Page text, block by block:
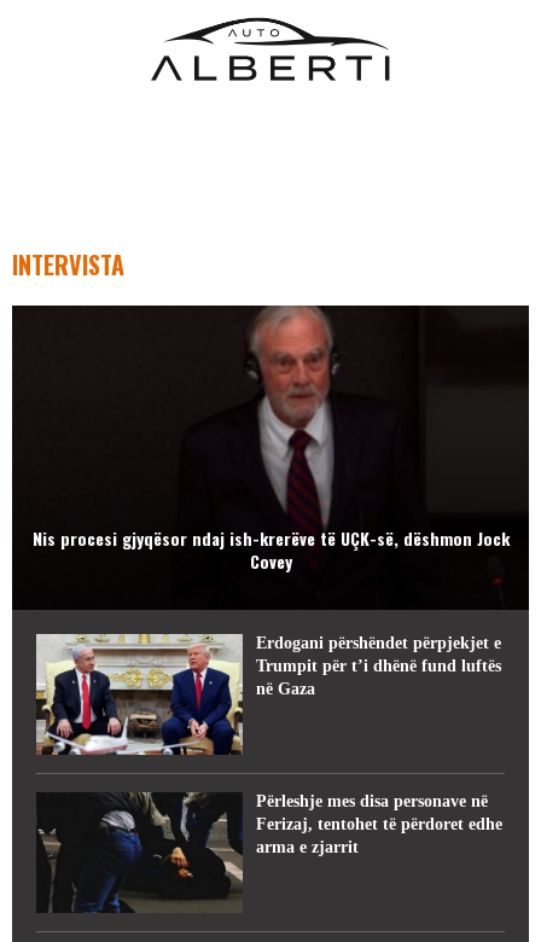
INTERVISTA
Nis procesi gjyqësor ndaj ish-krerëve të UÇK-së, dëshmon Jock
Covey
Erdogani përshëndet përpjekjet e
Trumpit për t’i dhënë fund luftës
në Gaza
Përleshje mes disa personave në
Ferizaj, tentohet të përdoret edhe
arma e zjarrit